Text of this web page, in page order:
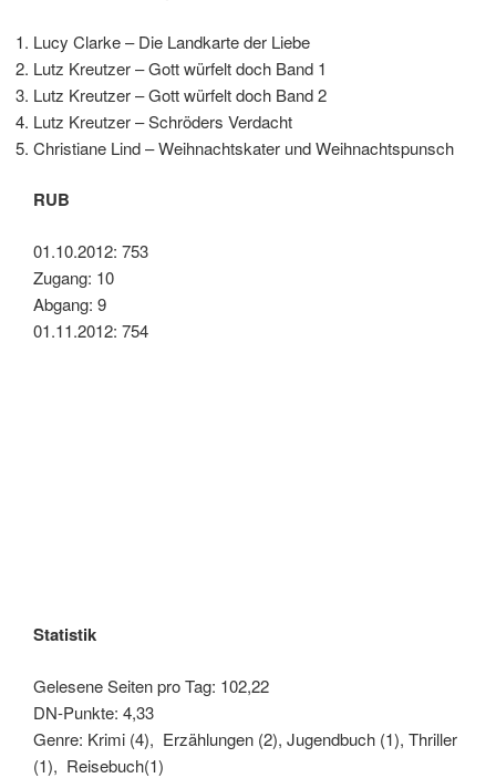
Lucy Clarke – Die Landkarte der Liebe
Lutz Kreutzer – Gott würfelt doch Band 1
Lutz Kreutzer – Gott würfelt doch Band 2
Lutz Kreutzer – Schröders Verdacht
Christiane Lind – Weihnachtskater und Weihnachtspunsch
RUB
01.10.2012: 753
Zugang: 10
Abgang: 9
01.11.2012: 754
Statistik
Gelesene Seiten pro Tag: 102,22
DN-Punkte: 4,33
Genre: Krimi (4), Erzählungen (2), Jugendbuch (1), Thriller
(1), Reisebuch(1)